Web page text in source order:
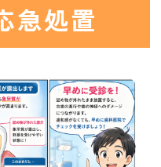
急処置